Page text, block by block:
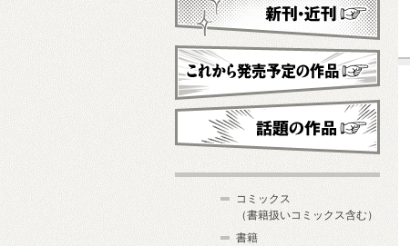
新刊・近刊
これから発売予定
コミックス
（書籍扱いコミックス含む）
書籍